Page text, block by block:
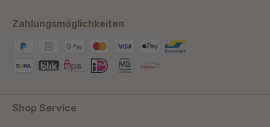
Zahlungsmöglichkeiten
Shop Service